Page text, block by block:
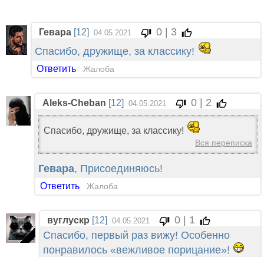
Гевара [12] 04.05.2021
0 | 3
Спасибо, дружище, за классику!
Ответить Жалоба
Aleks-Cheban [12] 04.05.2021 0 | 2
Спасибо, дружище, за классику!
Вся переписка
Гевара, Присоединяюсь!
Ответить Жалоба
вуглускр [12] 04.05.2021
0 | 1
Спасибо, первый раз вижу! Особенно
понравилось «вежливое порицание»!